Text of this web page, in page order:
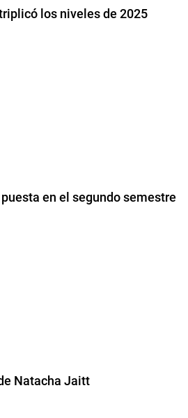
los niveles de 2025
en el segundo semestre
Natacha Jaitt